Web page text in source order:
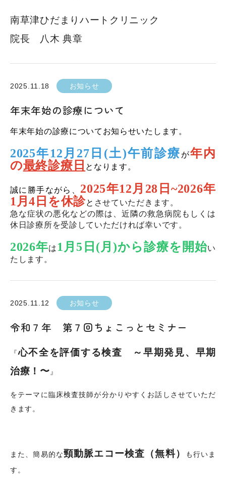
南草津ひだまりハートクリニック
院長 八木 典章
2025.11.18 お知らせ
年末年始の診療について
年末年始の診療についてお知らせいたします。
2025年12 月 27 日 (土)午前診療が年内
の最終診療日 となります。
誠に勝手ながら、 2025年12 月 28 日~2026年
1 月4 日を休診と させていただきます。
急な症状の悪化などの際は、近隣の救急病院もしくは
休日診療所を受診していただければ幸いです。
2026年は 1 月5 日 (月 )から診療を開始い
たします。
2025.11.12 お知らせ
令和７年 第７回ちょこっとセミナー
『心不全を評価する検査 ～早期発見、早期
治療！〜 』
をテーマに臨床検査技師が分かりやすくお話しさせていただ
きます。
また、簡易的な頸動脈エコー検査（無料）
も行いま
す。